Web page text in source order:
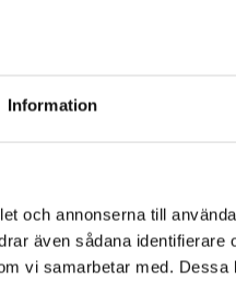
Information
och annonserna till
även sådana identifierare
vi samarbetar med.